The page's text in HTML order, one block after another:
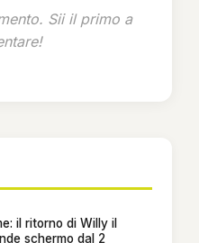
Sii il primo a
il ritorno di Willy il
schermo dal 2